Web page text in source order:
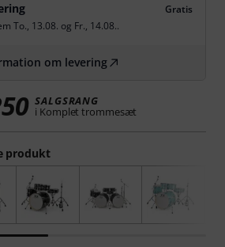
produkt
Gratis
To., 13.08. og Fr., 14.08..
om levering
SALGSRANG
i Komplet trommesæt